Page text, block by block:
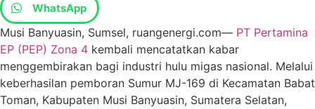
WhatsApp
Musi Banyuasin, Sumsel, ruangenergi.com— PT Pertamina
EP (PEP) Zona 4 kembali mencatatkan kabar
menggembirakan bagi industri hulu migas nasional. Melalui
keberhasilan pemboran Sumur MJ-169 di Kecamatan Babat
Toman, Kabupaten Musi Banyuasin, Sumatera Selatan,